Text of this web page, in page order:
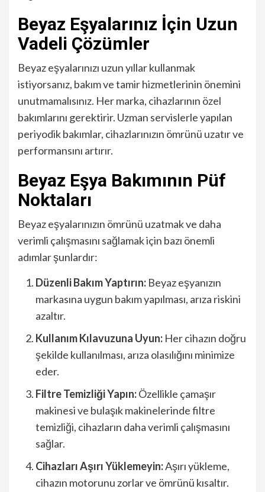
Beyaz Eşyalarınız İçin Uzun
Vadeli Çözümler
Beyaz eşyalarınızı uzun yıllar kullanmak
istiyorsanız, bakım ve tamir hizmetlerinin önemini
unutmamalısınız. Her marka, cihazlarının özel
bakımlarını gerektirir. Uzman servislerle yapılan
periyodik bakımlar, cihazlarınızın ömrünü uzatır ve
performansını artırır.
Beyaz Eşya Bakımının Püf
Noktaları
Beyaz eşyalarınızın ömrünü uzatmak ve daha
verimli çalışmasını sağlamak için bazı önemli
adımlar şunlardır:
Düzenli Bakım Yaptırın: Beyaz eşyanızın
markasına uygun bakım yapılması, arıza riskini
azaltır.
Kullanım Kılavuzuna Uyun: Her cihazın doğru
şekilde kullanılması, arıza olasılığını minimize
eder.
Filtre Temizliği Yapın:Özellikle çamaşır
makinesi ve bulaşık makinelerinde filtre
temizliği, cihazların daha verimli çalışmasını
sağlar.
Cihazları Aşırı Yüklemeyin:Aşırı yükleme,
cihazın motorunu zorlar ve ömrünü kısaltır.